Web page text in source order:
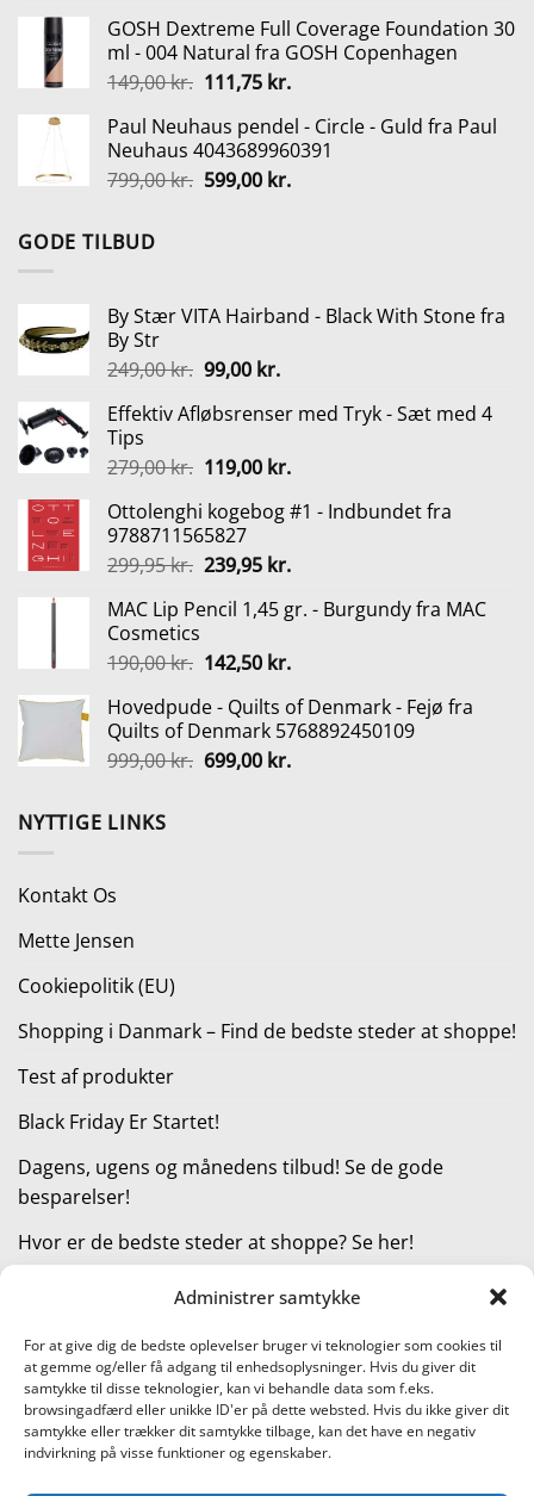
Administrer samtykke
For at give dig de bedste oplevelser bruger vi teknologier som cookies til
at gemme og/eller få adgang til enhedsoplysninger. Hvis du giver dit
samtykke til disse teknologier, kan vi behandle data som f.eks.
browsingadfærd eller unikke ID'er på dette websted. Hvis du ikke giver dit
samtykke eller trækker dit samtykke tilbage, kan det have en negativ
indvirkning på visse funktioner og egenskaber.
pris
var:
210,00 kr..
pris
er:
157,50 kr..
GOSH Dextreme Full Coverage Foundation 30
ml - 004 Natural fra GOSH Copenhagen
149,00kr. Den
pris
var:
149,00 kr..
111,75 kr.Den
pris
er:
111,75 kr..
Paul Neuhaus pendel - Circle - Guld fra Paul
Neuhaus 4043689960391
799,00kr. Den
599,00 kr.Den
GODE TILBUD
By Stær VITA Hairband - Black With Stone fra
By Str
249,00kr. Den
pris
249,00 kr..
99,00 kr.Den
pris
99,00 kr..
Effektiv Afløbsrenser med Tryk - Sæt med 4
Tips
279,00kr. Den
pris
var:
279,00 kr..
119,00 kr.Den
pris
119,00 kr..
Ottolenghi kogebog #1 - Indbundet fra
9788711565827
299,95kr. Den
pris
299,95 kr..
239,95 kr.Den
pris
239,95 kr..
MAC Lip Pencil 1,45 gr. - Burgundy fra MAC
Cosmetics
190,00kr. Den
pris
var:
190,00 kr..
142,50 kr.Den
pris
er:
142,50 kr..
Hovedpude - Quilts of Denmark - Fejø fra
Quilts of Denmark 5768892450109
999,00kr. Den
699,00 kr.Den
NYTTIGE LINKS
Kontakt Os
Mette Jensen
Cookiepolitik (EU)
Shopping i Danmark – Find de bedste steder at shoppe!
Test af produkter
Black Friday Er Startet!
Dagens, ugens og månedens tilbud! Se de gode
besparelser!
Hvor er de bedste steder at shoppe? Se her!
Kategorier